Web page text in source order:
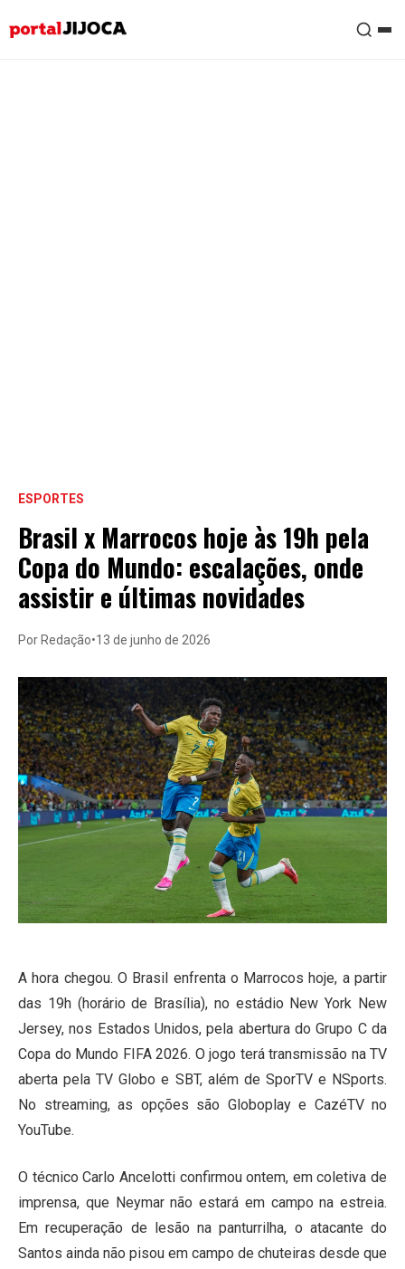
ESPORTES
Brasil x Marrocos hoje às 19h pela
Copa do Mundo: escalações, onde
assistir e últimas novidades
Por Redação•13 de junho de 2026
A hora chegou. O Brasil enfrenta o Marrocos hoje, a partir
das 19h (horário de Brasília), no estádio New York New
Jersey, nos Estados Unidos, pela abertura do Grupo C da
Copa do Mundo FIFA 2026. O jogo terá transmissão na TV
aberta pela TV Globo e SBT, além de SporTV e NSports.
No streaming, as opções são Globoplay e CazéTV no
YouTube.
O técnico Carlo Ancelotti confirmou ontem, em coletiva de
imprensa, que Neymar não estará em campo na estreia.
Em recuperação de lesão na panturrilha, o atacante do
Santos ainda não pisou em campo de chuteiras desde que